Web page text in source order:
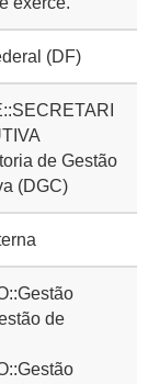
(DF)
de Gestão
(DGC)
de